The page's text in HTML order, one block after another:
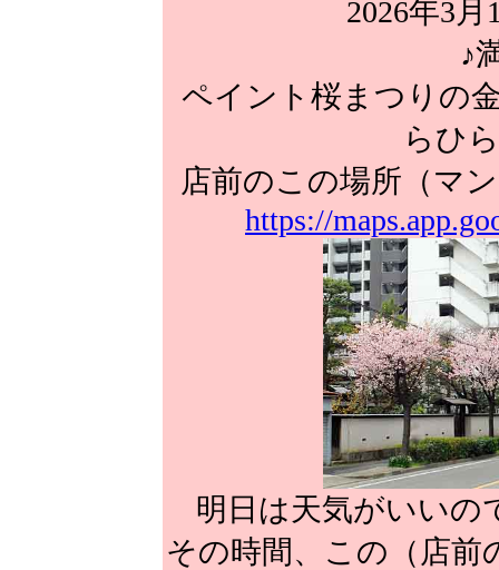
2026年3月
♪
ペイント桜まつりの
らひ
店前のこの場所（マ
https://
明日は天気がいいの
その時間、この（店前